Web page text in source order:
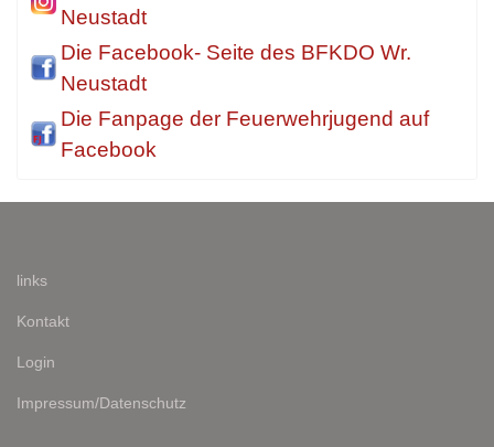
Neustadt
Die Facebook- Seite des BFKDO Wr.
Neustadt
Die Fanpage der Feuerwehrjugend auf
Facebook
links
Kontakt
Login
Impressum/Datenschutz